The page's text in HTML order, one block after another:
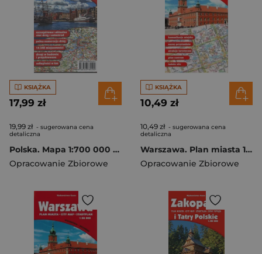
KSIĄŻKA
17,99 zł
19,99 zł - sugerowana cena
detaliczna
Polska. Mapa 1:700 000 wyd. foliowane wyd. 5
Opracowanie Zbiorowe
KSIĄŻKA
10,49 zł
10,49 zł - sugerowana cena
detaliczna
Warszawa. Plan miasta 1:28 000
Opracowanie Zbiorowe